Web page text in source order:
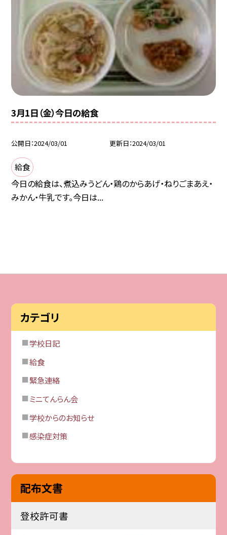
3月1日（金）今日の給食
公開日 2024/03/01 更新日 2024/03/01
給食
今日の給食は、煮込みうどん・鶏のからあげ・ねりごまあえ・
みかん・牛乳です。今日は...
カテゴリ
学校日記
給食
緊急連絡
ミニてんらん会
学校からのお知らせ
感染症対策
配布文書
登校許可書